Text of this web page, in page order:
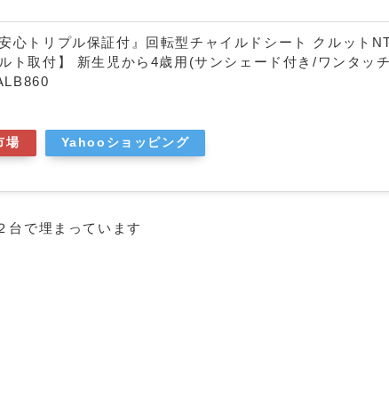
心トリプル保証付』回転型チャイルドシート クルット
ト取付】 新生児から4歳用(サンシェード付き/ワンタッ
場 Yahooショッピング
台で埋まっています